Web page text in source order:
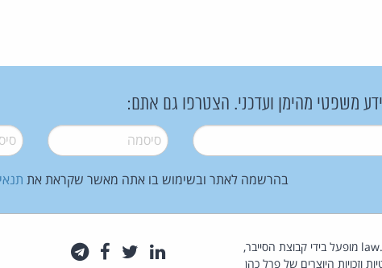
משפטי מהימן ועדכני. הצטרפו גם אתם:
סיסמה*
בהרשמה לאתר ובשימוש בו אתה מאשר שקראת את
law.co.il מופעל בידי קבוצת הסייבר,
וזכויות היוצרים של פרל כהן
לינקדאין
טוויטרפייסבוק